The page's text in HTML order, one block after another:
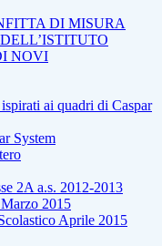
DI MISURA
NOVI
ai quadri di Caspar
System
2A a.s. 2012-2013
2015
Aprile 2015